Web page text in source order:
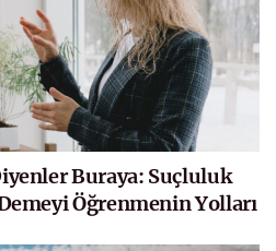
Buraya: Suçluluk
Öğrenmenin Yolları